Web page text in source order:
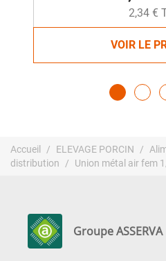
2,34 €
VOIR LE
Accueil ELEVAGE PORCIN
distribution
Union métal air fem
Groupe ASSERVA